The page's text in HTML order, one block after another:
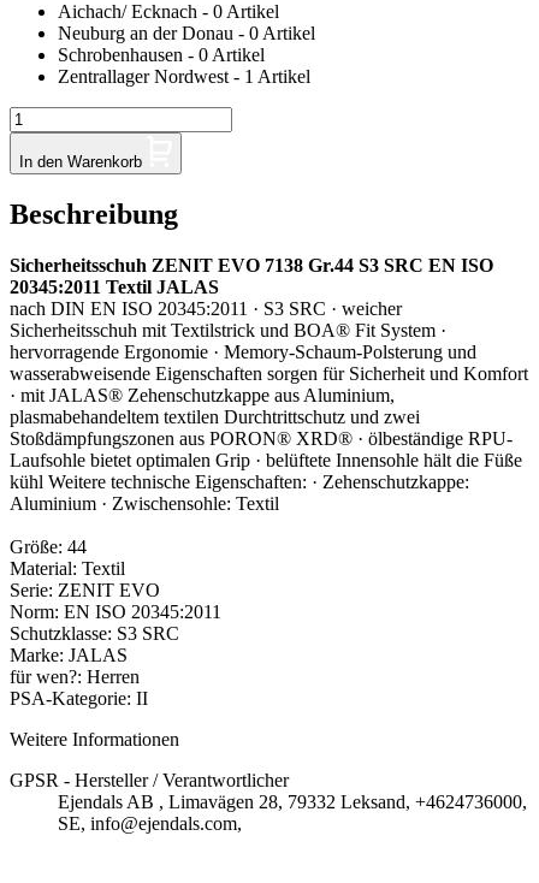
Aichach/ Ecknach - 0 Artikel
Neuburg an der Donau - 0 Artikel
Schrobenhausen - 0 Artikel
Zentrallager Nordwest - 1 Artikel
In den Warenkorb
Beschreibung
Sicherheitsschuh ZENIT EVO 7138 Gr.44 S3 SRC EN ISO
20345:2011 Textil JALAS
nach DIN EN ISO 20345:2011 · S3 SRC · weicher
Sicherheitsschuh mit Textilstrick und BOA® Fit System ·
hervorragende Ergonomie · Memory-Schaum-Polsterung und
wasserabweisende Eigenschaften sorgen für Sicherheit und Komfort
· mit JALAS® Zehenschutzkappe aus Aluminium,
plasmabehandeltem textilen Durchtrittschutz und zwei
Stoßdämpfungszonen aus PORON® XRD® · ölbeständige RPU-
Laufsohle bietet optimalen Grip · belüftete Innensohle hält die Füße
kühl Weitere technische Eigenschaften: · Zehenschutzkappe:
Aluminium · Zwischensohle: Textil
Größe: 44
Material: Textil
Serie: ZENIT EVO
Norm: EN ISO 20345:2011
Schutzklasse: S3 SRC
Marke: JALAS
für wen?: Herren
PSA-Kategorie: II
Weitere Informationen
GPSR - Hersteller / Verantwortlicher
Ejendals AB , Limavägen 28, 79332 Leksand, +4624736000,
SE, info@ejendals.com,